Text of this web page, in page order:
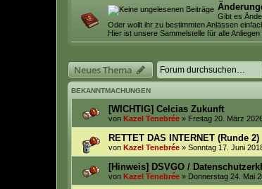
Gibt es
Oder wollt ihr zu bestimmten Anlässen
Hier ist unsere Sammelstelle für alle
Neues Thema
BEKANNTMACHUNGEN
[WICHTIG] Celcias Zukunft
von Kazel Tenebrée » Freitag 20. März
RETTET DAS INTERNET (Runde 2)
von Kazel Tenebrée » Sonntag 17. Juni
[Hinweis] DSVGO /
von Kazel Tenebrée » Donnerstag 24. Mai